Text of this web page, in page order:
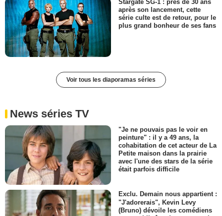
Stargate SG-1 : près de 30 ans
après son lancement, cette
série culte est de retour, pour le
plus grand bonheur de ses fans
Voir tous les diaporamas séries
News séries TV
"Je ne pouvais pas le voir en
peinture" : il y a 49 ans, la
cohabitation de cet acteur de La
Petite maison dans la prairie
avec l'une des stars de la série
était parfois difficile
Exclu. Demain nous appartient :
"J'adorerais", Kevin Levy
(Bruno) dévoile les comédiens